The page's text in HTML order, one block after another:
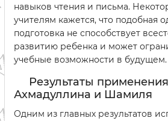
навыков чтения и письма.
учителям кажется, что подобная
подготовка не способствует
развитию ребенка и может
учебные возможности в будущем.
Результаты
Ахмадуллина и Шамиля
Одним из главных результатов